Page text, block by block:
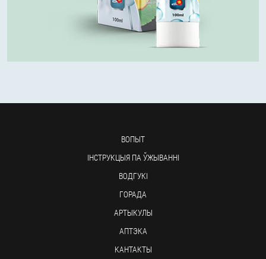
ВОПЫТ
ІНСТРУКЦЫЯ ПА ЎЖЫВАННІ
ВОДГУКІ
ГОРАДА
АРТЫКУЛЫ
АПТЭКА
КАНТАКТЫ